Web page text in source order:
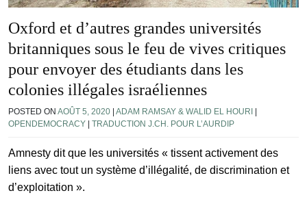
Oxford et d’autres grandes universités
britanniques sous le feu de vives critiques
pour envoyer des étudiants dans les
colonies illégales israéliennes
POSTED ON AOÛT 5, 2020 | ADAM RAMSAY & WALID EL HOURI |
OPENDEMOCRACY | TRADUCTION J.CH. POUR L’AURDIP
Amnesty dit que les universités « tissent activement des
liens avec tout un système d’illégalité, de discrimination et
d’exploitation ».